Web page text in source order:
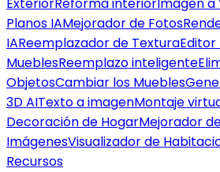
ExteriorReforma interiorImagen a
Planos IAMejorador de Fotos
IAReemplazador de Textura
MueblesReemplazo inteligente
ObjetosCambiar los Muebles
3D AITexto a imagenMontaje
Decoración de HogarMejorador
ImágenesVisualizador de
Recursos